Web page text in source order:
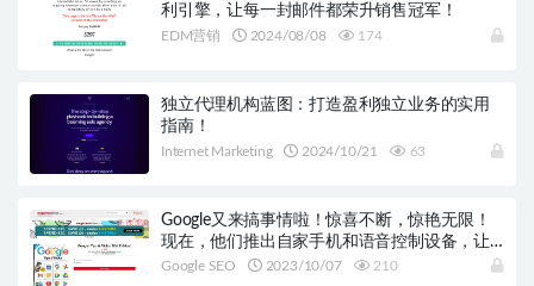
利引擎，让每一封邮件都荣升销售冠军！
EDM营销 2024/08/08 174
独立代理机构蓝图：打造盈利独立业务的实用
指南！
Internet Marketing 2024/10/21 63
Google又来搞事情啦！惊喜不断，惊艳无限！
现在，他们推出自家手机和语音控制设备，让
你的生活变得更加轻松！
Google SEO 2023/10/07 210